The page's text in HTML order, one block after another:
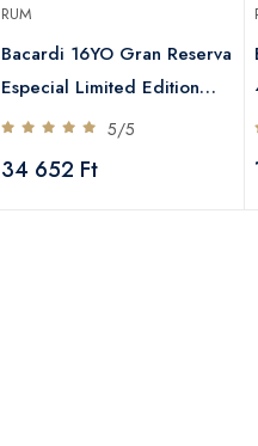
RUM
Bacardi 16YO Gran Reserva
Especial Limited Edition
45% 1,0L
5/5
34 652 Ft